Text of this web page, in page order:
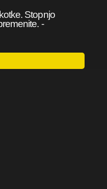
Stopnjo
-